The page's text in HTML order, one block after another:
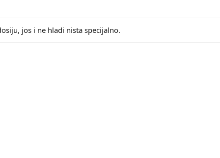
jos i ne hladi nista specijalno.